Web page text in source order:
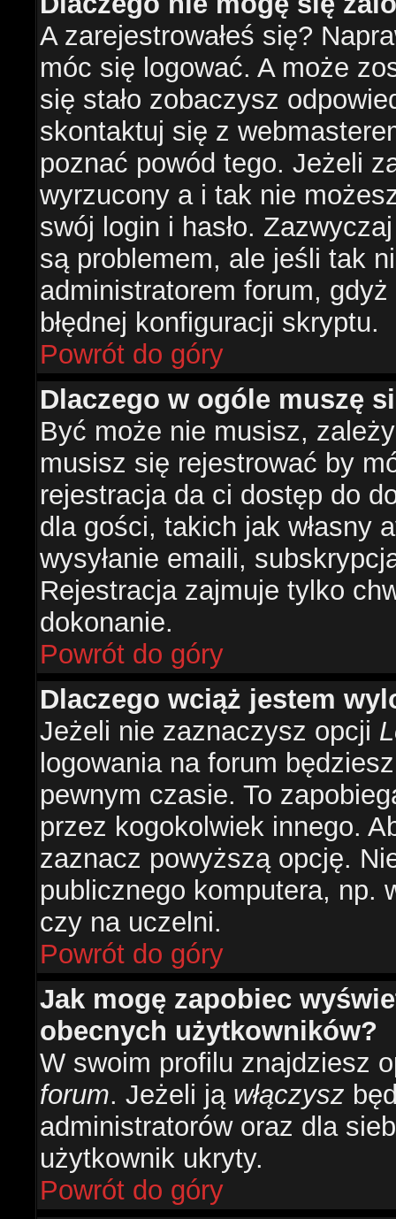
A zarejestrowałeś się?
móc się logować. A może
się stało zobaczysz
skontaktuj się z
poznać powód tego. Jeżeli
wyrzucony a i tak nie
swój login i hasło.
są problemem, ale jeśli tak
administratorem forum,
błędnej konfiguracji skryptu.
Powrót do góry
Dlaczego w ogóle muszę
Być może nie musisz,
musisz się rejestrować by
rejestracja da ci dostęp do
dla gości, takich jak własny
wysyłanie emaili,
Rejestracja zajmuje tylko
dokonanie.
Powrót do góry
Dlaczego wciąż jestem
Jeżeli nie zaznaczysz opcji
logowania na forum
pewnym czasie. To
przez kogokolwiek innego.
zaznacz powyższą opcję.
publicznego komputera, np.
czy na uczelni.
Powrót do góry
Jak mogę zapobiec
obecnych użytkowników?
W swoim profilu znajdziesz
forum. Jeżeli ją włączysz
administratorów oraz dla
użytkownik ukryty.
Powrót do góry